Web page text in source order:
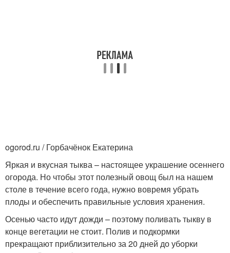
ogorod.ru / Горбачёнок Екатерина
Яркая и вкусная тыква – настоящее украшение осеннего
огорода. Но чтобы этот полезный овощ был на нашем
столе в течение всего года, нужно вовремя убрать
плоды и обеспечить правильные условия хранения.
Осенью часто идут дожди – поэтому поливать тыкву в
конце вегетации не стоит. Полив и подкормки
прекращают приблизительно за 20 дней до уборки